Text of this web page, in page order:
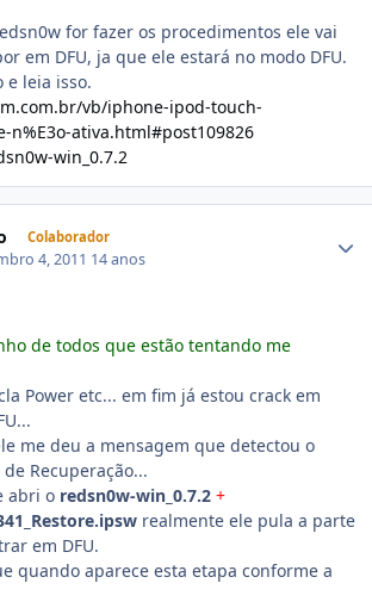
for fazer os procedimentos ele vai
em DFU, ja que ele estará no modo DFU.
e leia isso.
vb/iphone-ipod-touch-
n%E3o-ativa.html#post109826
win_0.7.2
Colaborador
4, 2011 14 anos
de todos que estão tentando me
Power etc... em fim já estou crack em
me deu a mensagem que detectou o
Recuperação...
abri o redsn0w-win_0.7.2 +
realmente ele pula a parte
em DFU.
quando aparece esta etapa conforme a